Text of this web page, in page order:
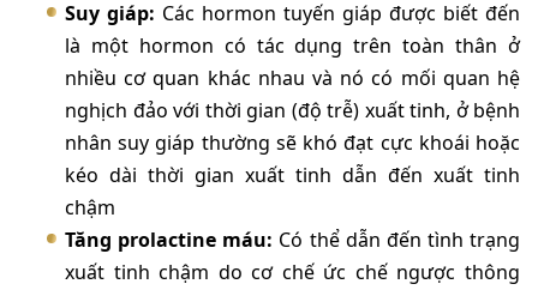
Suy giáp: Các hormon tuyến giáp được biết đến
là một hormon có tác dụng trên toàn thân ở
nhiều cơ quan khác nhau và nó có mối quan hệ
nghịch đảo với thời gian (độ trễ) xuất tinh, ở bệnh
nhân suy giáp thường sẽ khó đạt cực khoái hoặc
kéo dài thời gian xuất tinh dẫn đến xuất tinh
chậm
Tăng prolactine máu: Có thể dẫn đến tình trạng
xuất tinh chậm do cơ chế ức chế ngược thông